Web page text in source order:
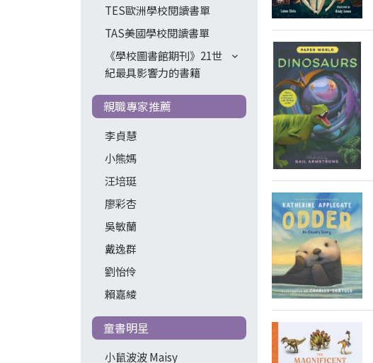
TES歐洲學校閱讀書單
TAS美國學校閱讀書單
《學校圖書館期刊》21世
紀最具影響力的書籍
親職專家推薦
李貞慧
小熊媽
汪培珽
廖彩杏
吳敏蘭
戴逸群
劉怡伶
賴嘉綾
童書明星
小鼠波波 Maisy